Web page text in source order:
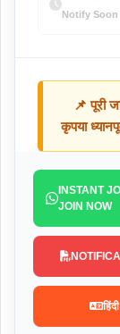
Notify Soon
📌 पूरी
कृपया
INSTANT
JOIN NOW